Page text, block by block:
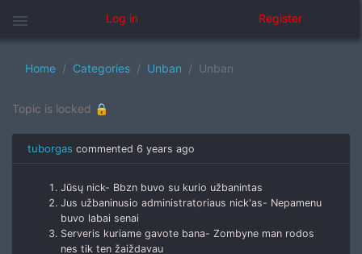
menu Log in Register
Home Categories Unban Unban
Topic is locked 🔒
tuborgas commented 6 years ago
Jūsų nick- Bbzn buvo su kurio užbanintas
Jus užbaninusio administratoriaus nick'as- Nepamenu
buvo labai senai
Serveris kuriame gavote bana- Zombyne man rodos
nes tik ten žaiždavau